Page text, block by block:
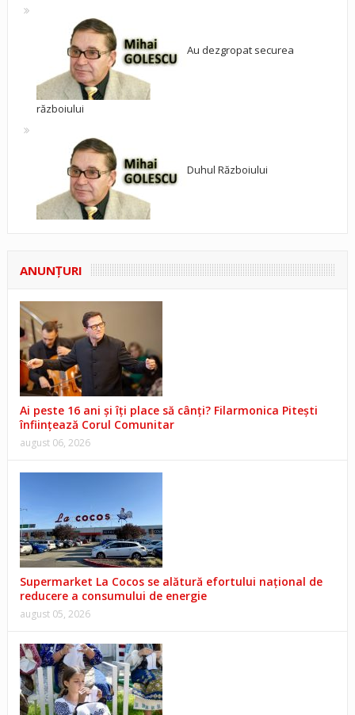
Au dezgropat securea
războiului
Duhul Războiului
ANUNŢURI
Ai peste 16 ani și îți place să cânți? Filarmonica Pitești
înființează Corul Comunitar
august 06, 2026
Supermarket La Cocos se alătură efortului național de
reducere a consumului de energie
august 05, 2026